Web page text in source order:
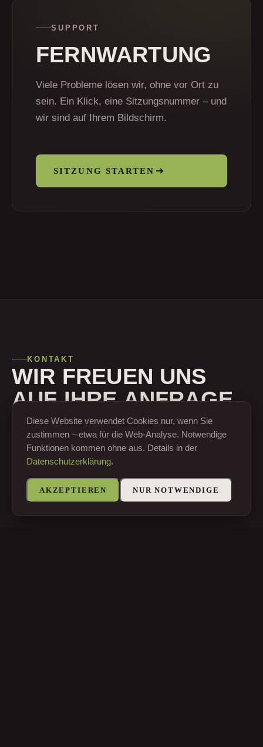
SUPPORT
FERNWARTUNG
Viele Probleme lösen wir, ohne vor Ort zu
sein. Ein Klick, eine Sitzungsnummer – und
wir sind auf Ihrem Bildschirm.
SITZUNG STARTEN
KONTAKT
WIR FREUEN UNS
AUF IHRE ANFRAGE.
Rupert Dobiasch
GESCHÄFTSFÜHRER
Diese Website verwendet Cookies nur, wenn Sie
zustimmen – etwa für die Web-Analyse. Notwendige
Funktionen kommen ohne aus. Details in der
Datenschutzerklärung.
AKZEPTIEREN NUR NOTWENDIGE